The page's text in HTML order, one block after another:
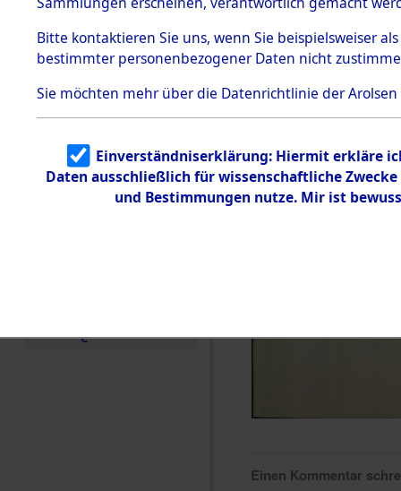
Todesmärsche
5.3.1 Alliierte
Erhebungen
zu
Todesmärsch
en
5.3.2
Identifizierun
g
5.3.3
Todesmärsch
e
Einen Kommentar
Bitte kontaktieren Sie uns, wenn Sie beispielsweiser
bestimmter personenbezogener Daten nicht
Sie möchten mehr über die Datenrichtlinie der Arolsen
Einverständniserklärung: Hiermit erkläre
Daten ausschließlich für wissenschaftliche
und Bestimmungen nutze. Mir ist